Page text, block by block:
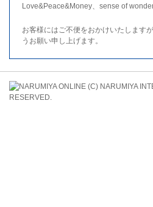
Love&Peace&Money、sense of
お客様にはご不便をおかけいたします
うお願い申し上げます。